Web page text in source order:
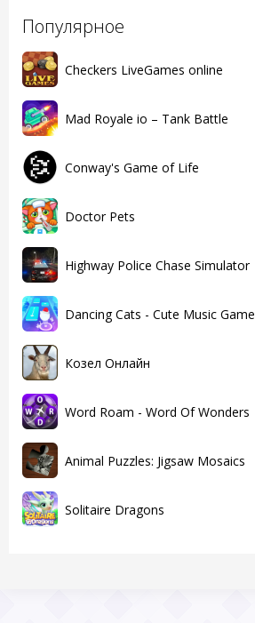
Популярное
Checkers LiveGames online
Mad Royale io – Tank Battle
Conway's Game of Life
Doctor Pets
Highway Police Chase Simulator
Dancing Cats - Cute Music Game
Козел Онлайн
Word Roam - Word Of Wonders
Animal Puzzles: Jigsaw Mosaics
Solitaire Dragons